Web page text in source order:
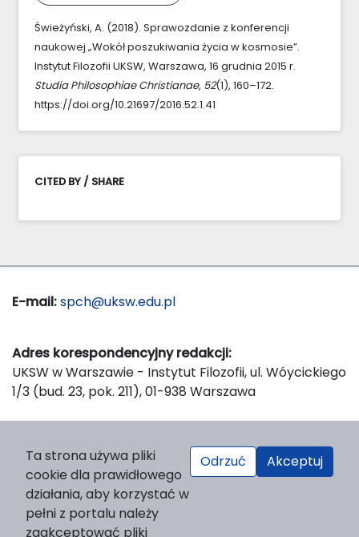
Świeżyński, A. (2018). Sprawozdanie z konferencji
naukowej „Wokół poszukiwania życia w kosmosie”.
Instytut Filozofii UKSW, Warszawa, 16 grudnia 2015 r.
Studia Philosophiae Christianae, 52(1), 160–172.
https://doi.org/10.21697/2016.52.1.41
CITED BY / SHARE
E-mail:spch@uksw.edu.pl
Adres korespondencyjny redakcji:
UKSW w Warszawie - Instytut Filozofii, ul. Wóycickiego
1/3 (bud. 23, pok. 211), 01-938 Warszawa
Wydawnictwo Naukowe UKSW, ul. Dewajtis 5, domek
nr 2, 01-815 Warszawa
Strona WWW Wydawnictwa
e-mail: wydawnictwo@uksw.edu.pl
Ta strona używa pliki
cookie dla prawidłowego
działania, aby korzystać w
pełni z portalu należy
zaakceptować pliki
Odrzuć Akceptuj